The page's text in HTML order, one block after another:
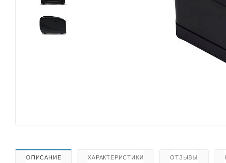
ОПИСАНИЕ ХАРАКТЕРИСТИКИ ОТЗЫВЫ